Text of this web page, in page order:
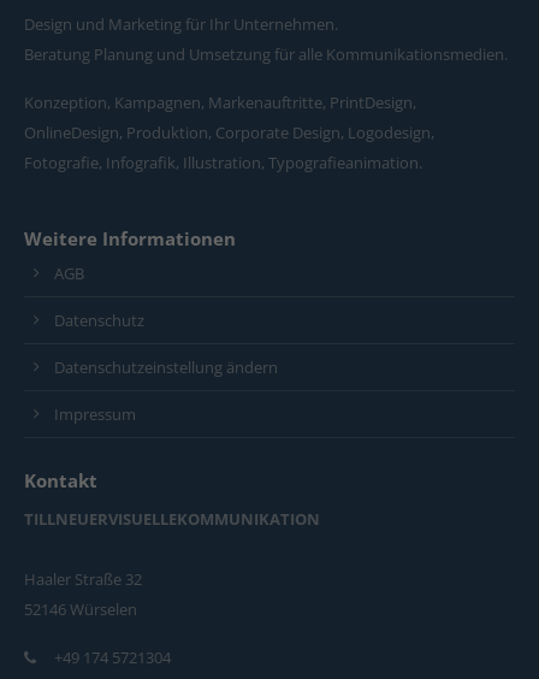
Design und Marketing für Ihr Unternehmen.
Beratung Planung und Umsetzung für alle Kommunikationsmedien.
Konzeption, Kampagnen, Markenauftritte, PrintDesign,
OnlineDesign, Produktion, Corporate Design, Logodesign,
Fotografie, Infografik, Illustration, Typografieanimation.
Weitere Informationen
AGB
Datenschutz
Datenschutzeinstellung ändern
Impressum
Kontakt
TILLNEUERVISUELLEKOMMUNIKATION
Haaler Straße 32
52146 Würselen
+49 174 5721304